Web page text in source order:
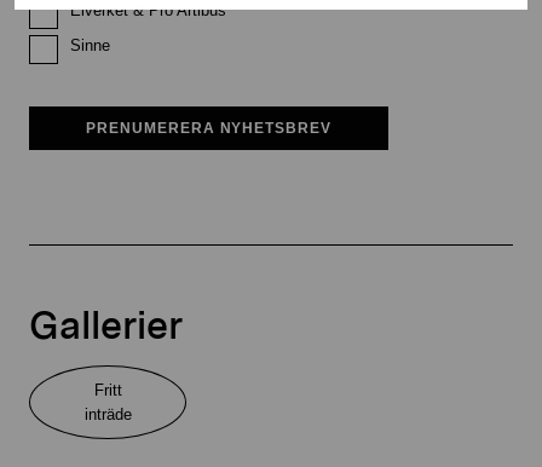
Elverket & Pro Artibus
Sinne
PRENUMERERA NYHETSBREV
Gallerier
Fritt
inträde